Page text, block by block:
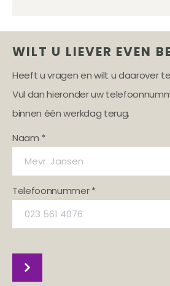
WILT U LIEVER EVEN
Heeft u vragen en wilt u daarover
Vul dan hieronder uw
binnen één werkdag terug.
Naam *
Telefoonnummer *